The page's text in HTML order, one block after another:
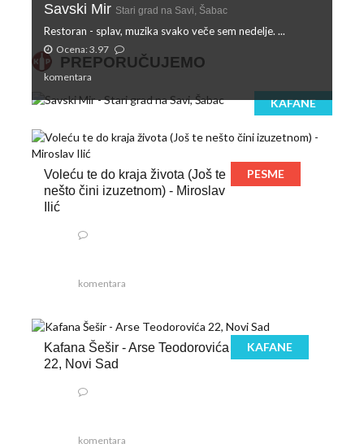
PREPORUČUJEMO
KAFANE
Savski Mir Stari grad na Savi, Šabac
Restoran - splav, muzika svako veče sem nedelje. ...
Ocena: 3.97
komentara
Voleću te do kraja života (Još te
nešto čini izuzetnom) - Miroslav
Ilić
PESME
komentara
Kafana Šešir - Arse Teodorovića
22, Novi Sad
KAFANE
komentara